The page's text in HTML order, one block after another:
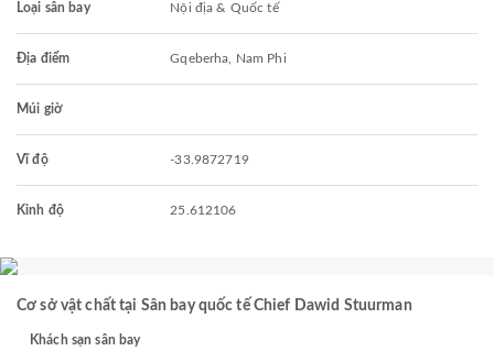
Loại sân bay Nội địa & Quốc tế
Địa điểm Gqeberha, Nam Phi
Múi giờ
Vĩ độ -33.9872719
Kinh độ 25.612106
Cơ sở vật chất tại Sân bay quốc tế Chief Dawid Stuurman
Khách sạn sân bay